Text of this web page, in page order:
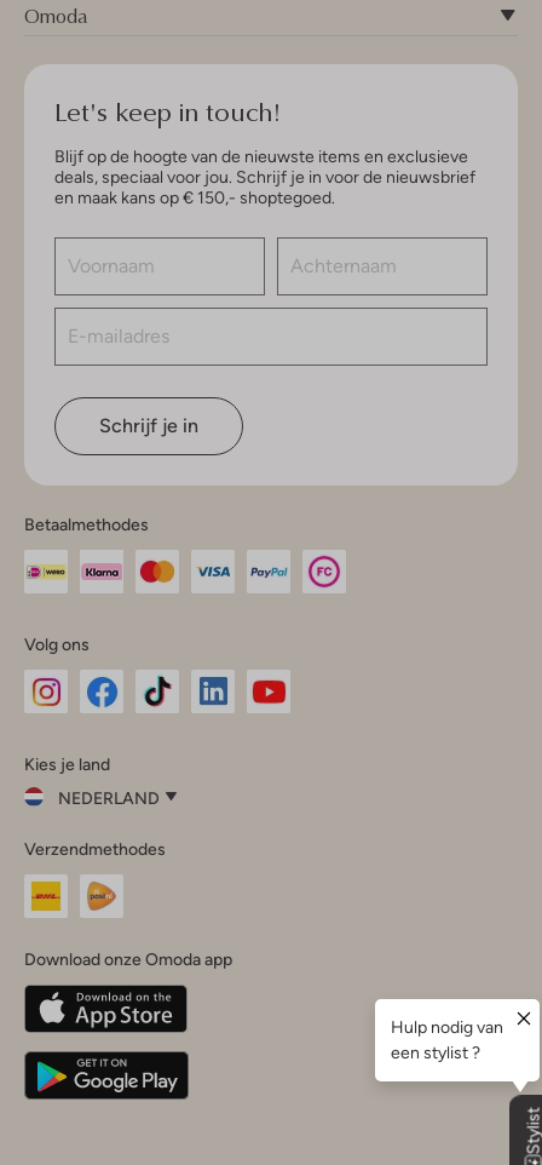
Omoda
Let's keep in touch!
Blijf op de hoogte van de nieuwste items en exclusieve
deals, speciaal voor jou. Schrijf je in voor de nieuwsbrief
en maak kans op € 150,- shoptegoed.
Schrijf je in
Betaalmethodes
Volg ons
InstagramFacebook
Kies je land
NEDERLAND
je
land
Nederland
Belgique(Français)
Deutschland
Verzendmethodes
Download onze Omoda app